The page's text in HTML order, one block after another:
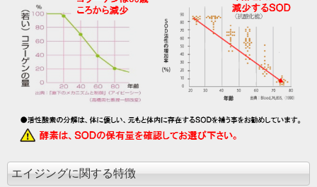
エイジングに関する特徴